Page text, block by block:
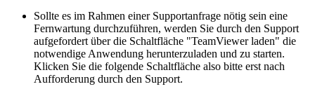
Sollte es im Rahmen einer Supportanfrage nötig sein eine
Fernwartung durchzuführen, werden Sie durch den Support
aufgefordert über die Schaltfläche "TeamViewer laden" die
notwendige Anwendung herunterzuladen und zu starten.
Klicken Sie die folgende Schaltfläche also bitte erst nach
Aufforderung durch den Support.